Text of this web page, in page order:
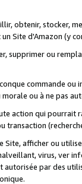
obtenir, stocker,
Site d'Amazon (y
supprimer ou
commande
ou à ne pas
action qui
afficher ou
virus, ver
par des